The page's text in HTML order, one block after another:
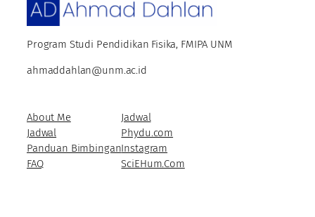
Program Studi Pendidikan Fisika, FMIPA UNM
ahmaddahlan@unm.ac.id
About Me
Jadwal
Panduan Bimbingan
FAQ
Jadwal
Phydu.com
Instagram
SciEHum.Com